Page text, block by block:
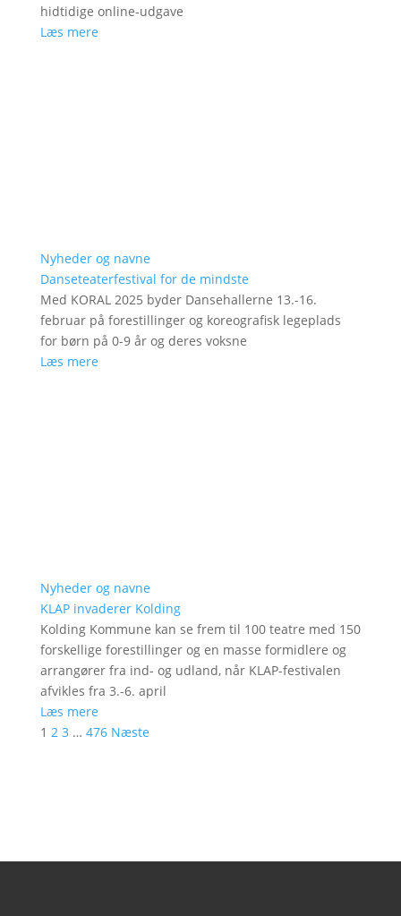
hidtidige online-udgave
Læs mere
Nyheder og navne
Danseteaterfestival for de mindste
Med KORAL 2025 byder Dansehallerne 13.-16.
februar på forestillinger og koreografisk legeplads
for børn på 0-9 år og deres voksne
Læs mere
Nyheder og navne
KLAP invaderer Kolding
Kolding Kommune kan se frem til 100 teatre med 150
forskellige forestillinger og en masse formidlere og
arrangører fra ind- og udland, når KLAP-festivalen
afvikles fra 3.-6. april
Læs mere
1 2 3 … 476 Næste